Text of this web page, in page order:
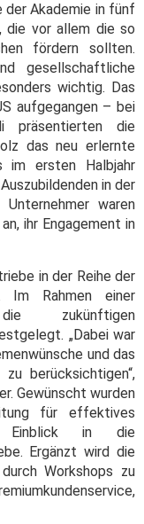
Akademie in fünf
die vor allem die so
fördern sollten.
gesellschaftliche
wichtig. Das
aufgegangen – bei
präsentierten die
das neu erlernte
im ersten Halbjahr
in der
waren
ihr Engagement in
in der Reihe der
Im Rahmen einer
zukünftigen
„Dabei war
und das
berücksichtigen“,
Gewünscht wurden
für effektives
Einblick in die
Ergänzt wird die
Workshops zu